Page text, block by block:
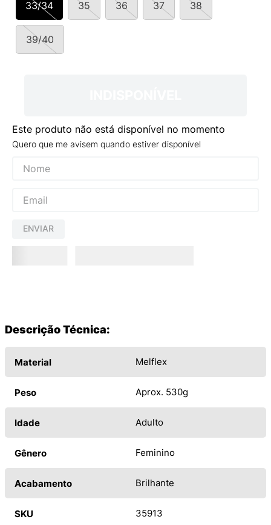
33/34 35 36 37 38
39/40
Este produto não está disponível no momento
Quero que me avisem quando estiver disponível
ENVIAR
Descrição Técnica:
Material Melflex
Peso Aprox. 530g
Idade Adulto
Gênero Feminino
Acabamento Brilhante
SKU 35913
º
NEW 530
10º VEJA COUNTRY